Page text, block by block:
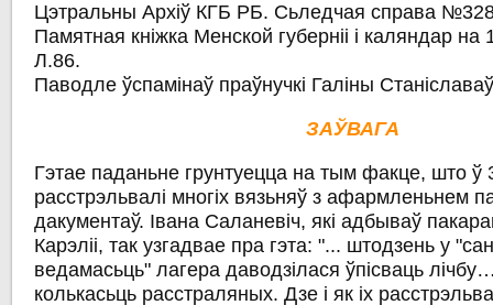
Цэтральны Архіў КГБ РБ. Сьледчая справа
Памятная кніжка Менской губерніі і каляндар
Л.86.
Паводле ўспамінаў праўнучкі Галіны
ЗАЎВАГА
Гэтае паданьне грунтуецца на тым факце, што
расстрэльвалі многіх вязьняў з афармленьнем
дакументаў. Івана Саланевіч, які адбываў
Карэліі, так узгадвае пра гэта: "... штодзень у
ведамасьць" лагера даводзілася ўпісваць
колькасьць расстраляных. Дзе і як іх